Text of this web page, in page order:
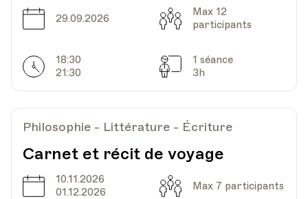
Date
29.09.2026 Capacité
Max 12
participants
Horarires
18:30
21:30
Séances
1 séance
3h
Philosophie - Littérature - Écriture
Carnet et récit de voyage
Date
10.11.2026
01.12.2026
Capacité
Max 7 participants